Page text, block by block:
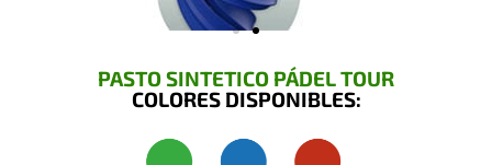
PASTO SINTETICO PÁDEL TOUR
COLORES DISPONIBLES: